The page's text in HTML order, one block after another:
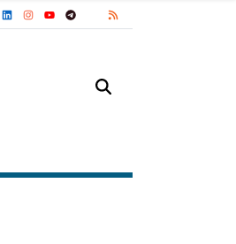
LINKEDININSTAGRAM
YOUTUBE
TELEGRAM
GOOGLE DISCOVER